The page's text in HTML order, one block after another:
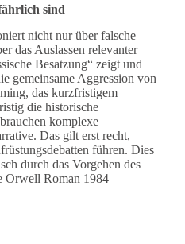
sind
nicht nur über falsche
das Auslassen relevanter
Besatzung“ zeigt und
gemeinsame Aggression von
das kurzfristigem
die historische
komplexe
Das gilt erst recht,
führen. Dies
durch das Vorgehen des
Orwell Roman 1984